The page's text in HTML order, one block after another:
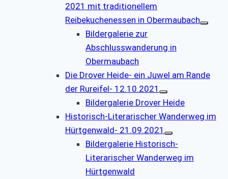
2021 mit traditionellem
Reibekuchenessen in Obermaubach
Bildergalerie zur
Abschlusswanderung in
Obermaubach
Die Drover Heide- ein Juwel am Rande
der Rureifel- 12.10.2021
Bildergalerie Drover Heide
Historisch-Literarischer Wanderweg im
Hürtgenwald- 21.09.2021
Bildergalerie Historisch-
Literarischer Wanderweg im
Hürtgenwald